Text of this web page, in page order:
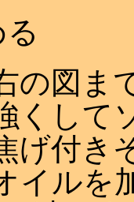
の図ま
くして
げ付き
イルを